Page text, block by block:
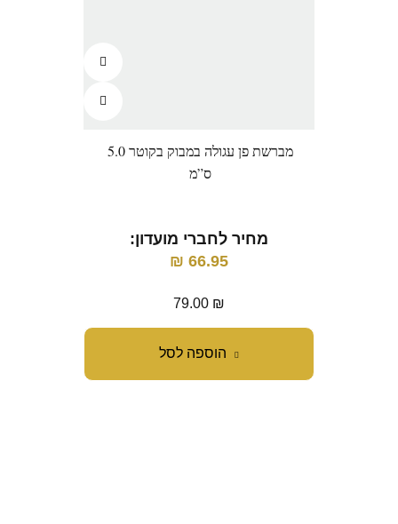
הוספה לסל
מברשת פן עגולה במבוק בקוטר 5.0
ס”מ
מחיר לחברי מועדון:
66.95
₪
79.00 ₪